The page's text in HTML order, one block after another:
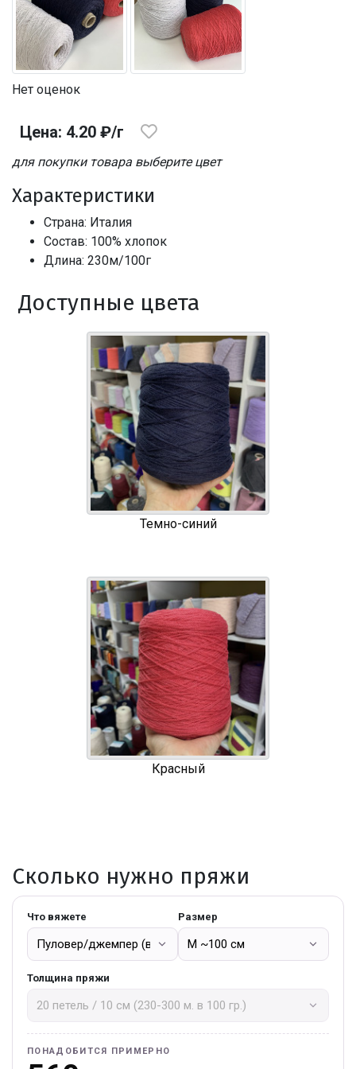
Нет оценок
Цена: 4.20 ₽/г
для покупки товара выберите цвет
Характеристики
Страна: Италия
Состав: 100% хлопок
Длина: 230м/100г
Доступные цвета
Темно-синий
Красный
Сколько нужно пряжи
Что вяжете Размер
Толщина пряжи
ПОНАДОБИТСЯ ПРИМЕРНО